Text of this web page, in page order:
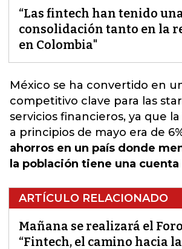
“Las fintech han tenido
consolidación tanto en la
en Colombia"
México se ha convertido en
competitivo clave para las
servicios financieros, ya que
a principios de mayo era de
ahorros en un país donde
la población tiene una
ARTÍCULO RELACIONADO
Mañana se realizará el
“Fintech, el camino hacia